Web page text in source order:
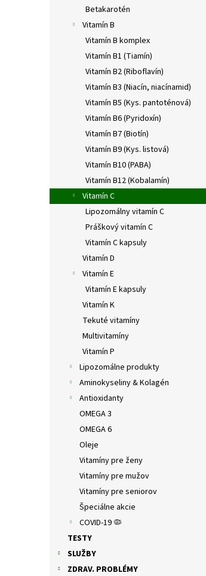
Betakarotén
Vitamín B
Vitamín B komplex
Vitamín B1 (Tiamín)
Vitamín B2 (Riboflavín)
Vitamín B3 (Niacín, niacínamid)
Vitamín B5 (Kys. pantoténová)
Vitamín B6 (Pyridoxín)
Vitamín B7 (Biotín)
Vitamín B9 (Kys. listová)
Vitamín B10 (PABA)
Vitamín B12 (Kobalamín)
Vitamín C
Lipozomálny vitamín C
Práškový vitamín C
Vitamín C kapsuly
Vitamín D
Vitamín E
Vitamín E kapsuly
Vitamín K
Tekuté vitamíny
Multivitamíny
Vitamín P
Lipozomálne produkty
Aminokyseliny & Kolagén
Antioxidanty
OMEGA 3
OMEGA 6
Oleje
Vitamíny pre ženy
Vitamíny pre mužov
Vitamíny pre seniorov
Špeciálne akcie
COVID-19 🦠
TESTY
SLUŽBY
ZDRAV. PROBLÉMY